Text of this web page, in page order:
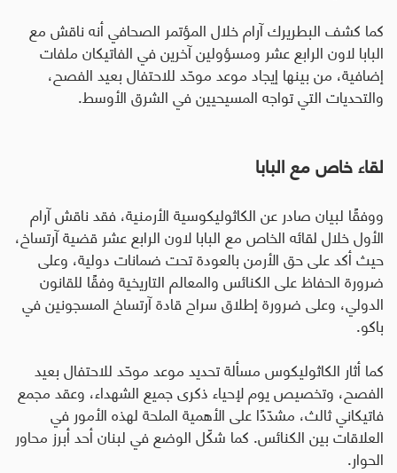
كما كشف البطريرك آرام خلال المؤتمر الصحافي أنه ناقش مع
البابا لاون الرابع عشر ومسؤولين آخرين في الفاتيكان ملفات
إضافية، من بينها إيجاد موعد موحّد للاحتفال بعيد الفصح،
والتحديات التي تواجه المسيحيين في الشرق الأوسط.
لقاء خاص مع البابا
ووفقًا لبيان صادر عن الكاثوليكوسية الأرمنية، فقد ناقش آرام
الأول خلال لقائه الخاص مع البابا لاون الرابع عشر قضية آرتساخ،
حيث أكد على حق الأرمن بالعودة تحت ضمانات دولية، وعلى
ضرورة الحفاظ على الكنائس والمعالم التاريخية وفقًا للقانون
الدولي، وعلى ضرورة إطلاق سراح قادة آرتساخ المسجونين في
باكو.
كما أثار الكاثوليكوس مسألة تحديد موعد موحّد للاحتفال بعيد
الفصح، وتخصيص يوم لإحياء ذكرى جميع الشهداء، وعقد مجمع
فاتيكاني ثالث، مشدّدًا على الأهمية الملحة لهذه الأمور في
العلاقات بين الكنائس. كما شكّل الوضع في لبنان أحد أبرز محاور
الحوار.